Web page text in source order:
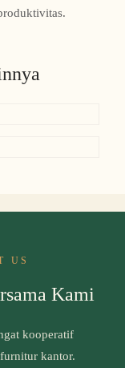
US
Kami
kooperatif
kantor.